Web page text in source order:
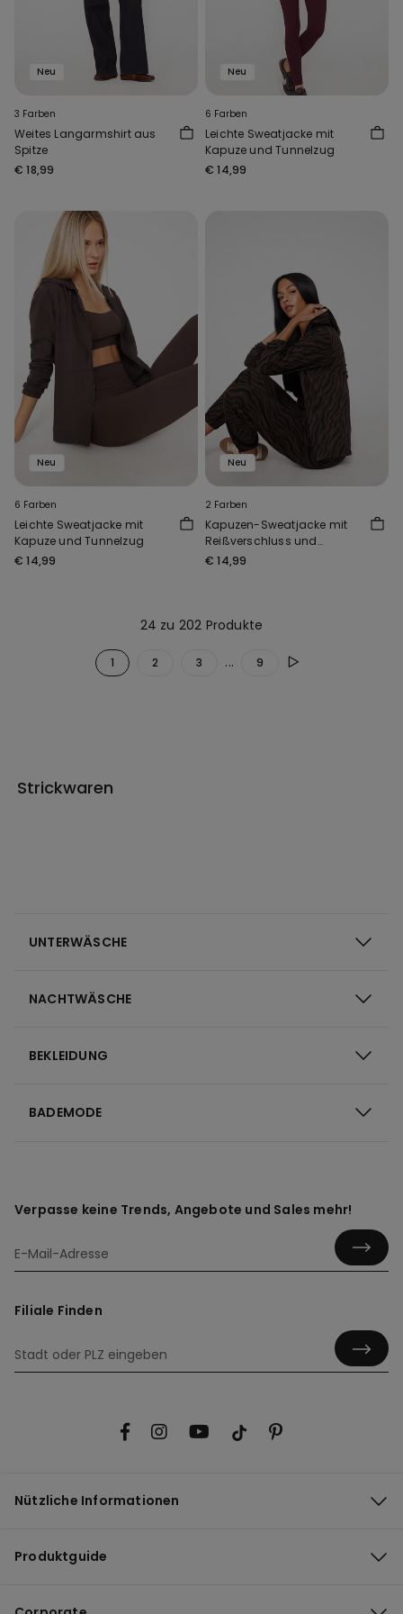
Neu
3 Farben
Weites Langarmshirt aus
Spitze
€ 18,99
Neu
6 Farben
Leichte Sweatjacke mit
Kapuze und Tunnelzug
€ 14,99
Neu
6 Farben
Leichte Sweatjacke mit
Kapuze und Tunnelzug
€ 14,99
Neu
2 Farben
Kapuzen-Sweatjacke mit
Reißverschluss und
Tunnelzug
€ 14,99
24 zu 202 Produkte
1 2 3 ... 9
Strickwaren
UNTERWÄSCHE
NACHTWÄSCHE
BEKLEIDUNG
BADEMODE
Verpasse keine Trends, Angebote und Sales mehr!
Filiale Finden
Nützliche Informationen
Produktguide